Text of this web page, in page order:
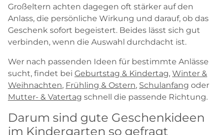
Großeltern achten dagegen oft stärker auf den
Anlass, die persönliche Wirkung und darauf, ob das
Geschenk sofort begeistert. Beides lässt sich gut
verbinden, wenn die Auswahl durchdacht ist.
Wer nach passenden Ideen für bestimmte Anlässe
sucht, findet bei Geburtstag & Kindertag, Winter &
Weihnachten, Frühling & Ostern, Schulanfang oder
Mutter- & Vatertag schnell die passende Richtung.
Darum sind gute Geschenkideen
im Kindergarten so gefragt